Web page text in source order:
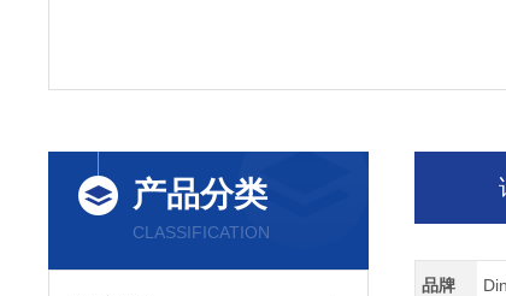
产品分类
CLASSIFICATION
品牌